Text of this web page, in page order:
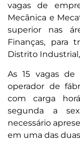
vagas de
Mecânica e
superior nas
Finanças, para
Distrito
As 15 vagas
operador de
com carga
segunda a
necessário
em uma das